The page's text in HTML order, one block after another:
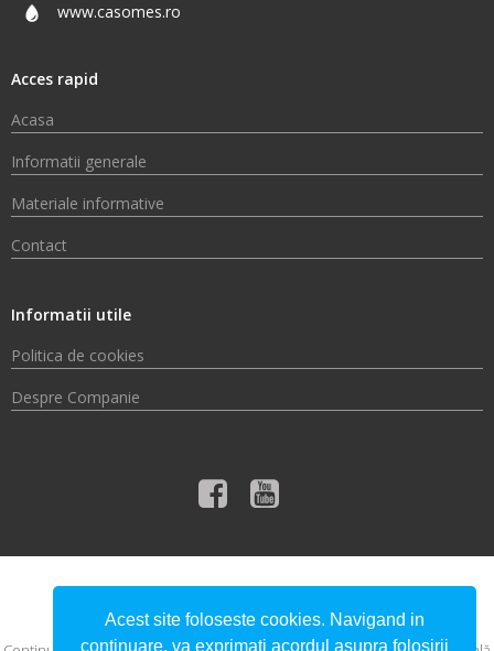
www.casomes.ro
Acces rapid
Acasa
Informatii generale
Materiale informative
Contact
Informatii utile
Politica de cookies
Despre Companie
© 2026 Compania de Apă Someș S.A.
Acest site foloseste cookies. Navigand in
continuare, va exprimati acordul asupra folosirii